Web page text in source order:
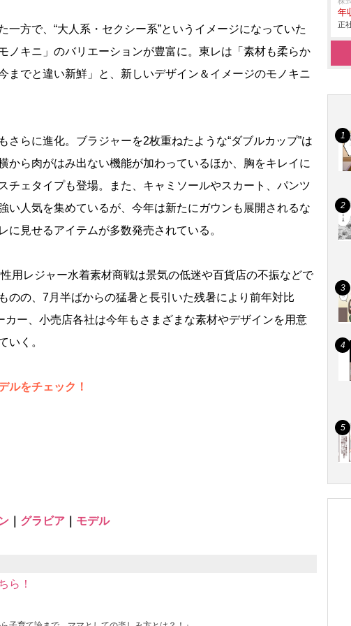
方で、“大人系・セクシー系”というイメージになっていた
ノキニ」のバリエーションが豊富に。東レは「素材も柔らか
までと違い新鮮」と、新しいデザイン＆イメージのモノキニ
らに進化。ブラジャーを2枚重ねたような“ダブルカップ”は
から肉がはみ出ない機能が加わっているほか、胸をキレイに
チェタイプも登場。また、キャミソールやスカート、パンツ
い人気を集めているが、今年は新たにガウンも展開されるな
に見せるアイテムが多数発売されている。
用レジャー水着素材商戦は景気の低迷や百貨店の不振などで
のの、7月半ばからの猛暑と長引いた残暑により前年対比
カー、小売店各社は今年もさまざまな素材やデザインを用意
いく。
ルをチェック！
グラビア モデル
ら！
年
正